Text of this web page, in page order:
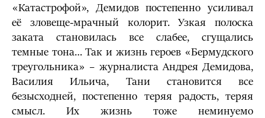
«Катастрофой», Демидов постепенно усиливал
её зловеще-мрачный колорит. Узкая полоска
заката становилась все слабее, сгущались
темные тона… Так и жизнь героев «Бермудского
треугольника» – журналиста Андрея Демидова,
Василия Ильича, Тани становится все
безысходней, постепенно теряя радость, теряя
смысл. Их жизнь тоже неминуемо